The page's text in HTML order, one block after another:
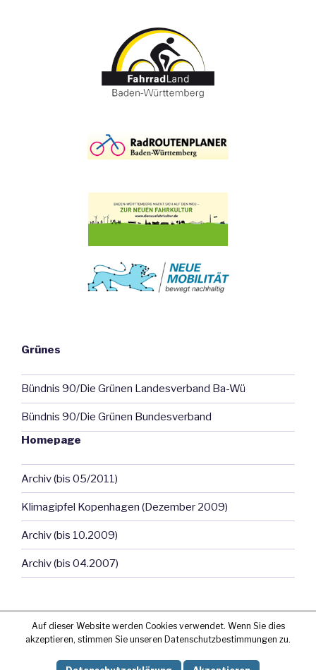
Grünes
Bündnis 90/Die Grünen Landesverband Ba-Wü
Bündnis 90/Die Grünen Bundesverband
Homepage
Archiv (bis 05/2011)
Klimagipfel Kopenhagen (Dezember 2009)
Archiv (bis 10.2009)
Archiv (bis 04.2007)
Stolz präsentiert von WordPress
Auf dieser Website werden Cookies verwendet. Wenn Sie dies
akzeptieren, stimmen Sie unseren Datenschutzbestimmungen zu.